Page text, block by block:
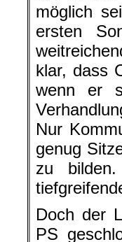
möglich
ersten
klar, dass
wenn er
Nur
genug
zu
Doch der
PS